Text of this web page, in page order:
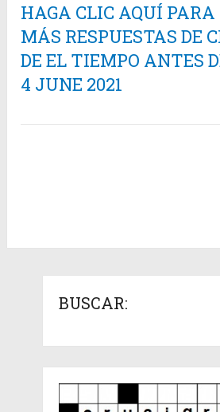
HAGA CLIC AQUÍ PARA
MÁS RESPUESTAS DE
DE EL TIEMPO ANTES
4 JUNE 2021
BUSCAR: